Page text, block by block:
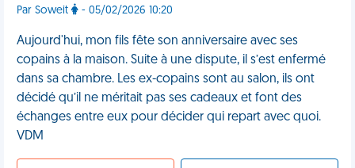
Par Soweit - 05/02/2026 10:20
Aujourd'hui, mon fils fête son anniversaire avec ses
copains à la maison. Suite à une dispute, il s’est enfermé
dans sa chambre. Les ex-copains sont au salon, ils ont
décidé qu’il ne méritait pas ses cadeaux et font des
échanges entre eux pour décider qui repart avec quoi.
VDM